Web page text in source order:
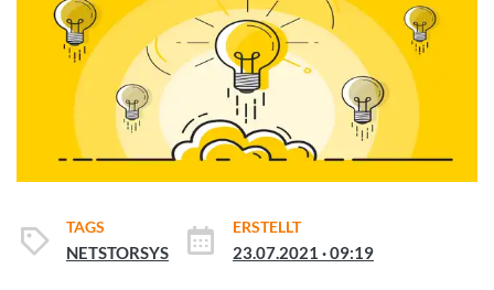
TAGS
NETSTORSYS
ERSTELLT
23.07.2021 · 09:19